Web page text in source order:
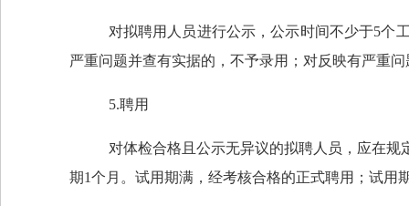
对拟聘用人员进行公示，公示时间不少于5个
严重问题并查有实据的，不予录用；对反映有严重
5.聘用
对体检合格且公示无异议的拟聘人员，应在
期1个月。试用期满，经考核合格的正式聘用；试用